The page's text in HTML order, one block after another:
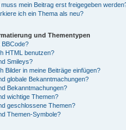
mein Beitrag erst freigegeben
ich ein Thema als neu?
und Thementypen
BBCode?
HTML benutzen?
Smileys?
Bilder in meine Beiträge einfügen?
globale Bekanntmachungen?
Bekanntmachungen?
wichtige Themen?
geschlossene Themen?
Themen-Symbole?